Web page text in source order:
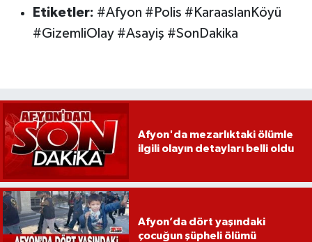
Etiketler: #Afyon #Polis #KaraaslanKöyü
#GizemliOlay #Asayiş #SonDakika
Afyon'da mezarlıktaki ölümle
ilgili olayın detayları belli oldu
Afyon’da dört yaşındaki
çocuğun şüpheli ölümü